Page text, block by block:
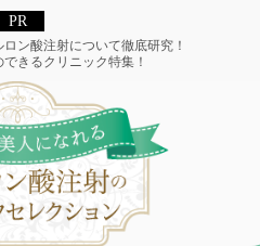
ン酸注射について徹底研究！
きるクリニック特集！